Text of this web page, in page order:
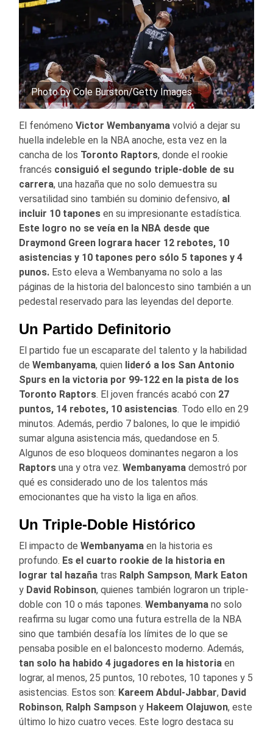
Photo by Cole Burston/Getty Images
El fenómeno Victor Wembanyama volvió a dejar su
huella indeleble en la NBA anoche, esta vez en la
cancha de los Toronto Raptors, donde el rookie
francés consiguió el segundo triple-doble de su
carrera, una hazaña que no solo demuestra su
versatilidad sino también su dominio defensivo, al
incluir 10 tapones en su impresionante estadística.
Este logro no se veía en la NBA desde que
Draymond Green lograra hacer 12 rebotes, 10
asistencias y 10 tapones pero sólo 5 tapones y 4
punos. Esto eleva a Wembanyama no solo a las
páginas de la historia del baloncesto sino también a un
pedestal reservado para las leyendas del deporte.
Un Partido Definitorio
El partido fue un escaparate del talento y la habilidad
de Wembanyama, quien lideró a los San Antonio
Spurs en la victoria por 99-122 en la pista de los
Toronto Raptors. El joven francés acabó con 27
puntos, 14 rebotes, 10 asistencias. Todo ello en 29
minutos. Además, perdio 7 balones, lo que le impidió
sumar alguna asistencia más, quedandose en 5.
Algunos de eso bloqueos dominantes negaron a los
Raptors una y otra vez. Wembanyama demostró por
qué es considerado uno de los talentos más
emocionantes que ha visto la liga en años.
Un Triple-Doble Histórico
El impacto de Wembanyama en la historia es
profundo. Es el cuarto rookie de la historia en
lograr tal hazaña tras Ralph Sampson, Mark Eaton
y David Robinson, quienes también lograron un triple-
doble con 10 o más tapones. Wembanyama no solo
reafirma su lugar como una futura estrella de la NBA
sino que también desafía los límites de lo que se
pensaba posible en el baloncesto moderno. Además,
tan solo ha habido 4 jugadores en la historia en
lograr, al menos, 25 puntos, 10 rebotes, 10 tapones y 5
asistencias. Estos son: Kareem Abdul-Jabbar, David
Robinson, Ralph Sampson y Hakeem Olajuwon, este
último lo hizo cuatro veces. Este logro destaca su